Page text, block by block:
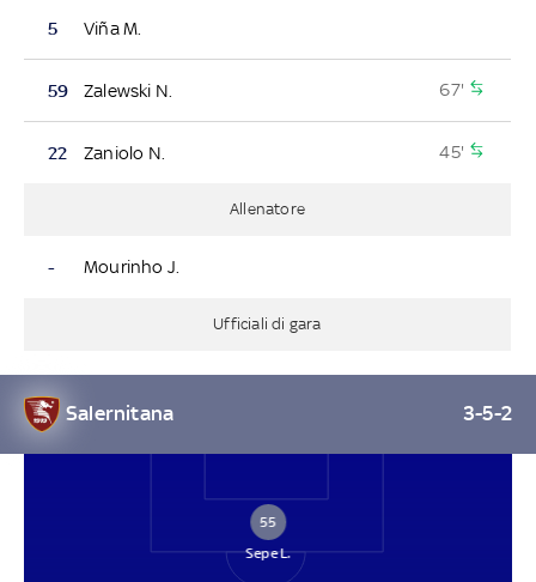
5 Viña M.
59 Zalewski N. 67'
22 Zaniolo N. 45'
Allenatore
- Mourinho J.
Ufficiali di gara
Salernitana 3-5-2
55
Sepe L.